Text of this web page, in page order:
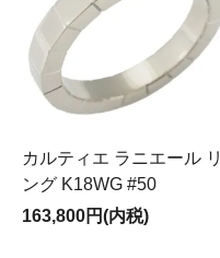
カルティエ ラニエール リ
ング K18WG #50
163,800円(内税)